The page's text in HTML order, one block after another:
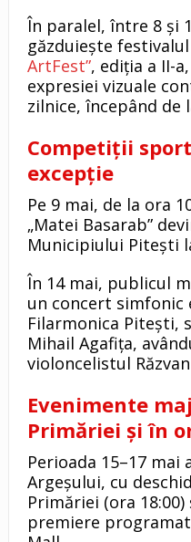
În paralel, între 8 și
găzduiește
ArtFest”, ediția a II-
expresiei vizuale
zilnice, începând de
Competiții
excepție
Pe 9 mai, de la ora
„Matei Basarab”
Municipiului Pitești
În 14 mai, publicul
un concert simfonic
Filarmonica Pitești,
Mihail Agafița,
violoncelistul
Evenimente
Primăriei și în
Perioada 15–17
Argeșului, cu
Primăriei (ora
premiere